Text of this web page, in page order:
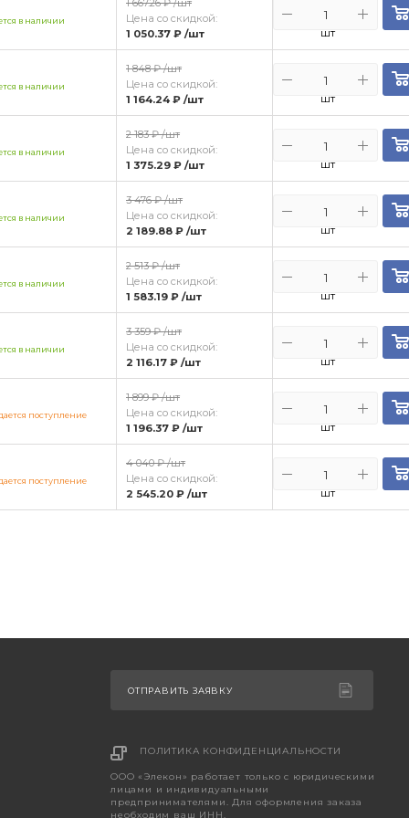
в наличии
1 667.26 ₽ /шт
Цена со скидкой:
1 050.37 ₽ /шт шт
в наличии
1 848 ₽ /шт
Цена со скидкой:
1 164.24 ₽ /шт шт
в наличии
2 183 ₽ /шт
Цена со скидкой:
1 375.29 ₽ /шт шт
в наличии
3 476 ₽ /шт
Цена со скидкой:
2 189.88 ₽ /шт шт
в наличии
2 513 ₽ /шт
Цена со скидкой:
1 583.19 ₽ /шт шт
в наличии
3 359 ₽ /шт
Цена со скидкой:
2 116.17 ₽ /шт шт
поступление
1 899 ₽ /шт
Цена со скидкой:
1 196.37 ₽ /шт шт
поступление
4 040 ₽ /шт
Цена со скидкой:
2 545.20 ₽ /шт шт
ОТПРАВИТЬ ЗАЯВКУ
ПОЛИТИКА КОНФИДЕНЦИАЛЬНОСТИ
ООО «Элекон» работает только с юридическими
лицами и индивидуальными
предпринимателями. Для оформления заказа
необходим ваш ИНН.